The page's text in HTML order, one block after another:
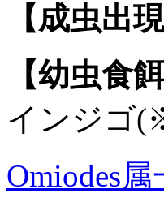
【成虫出
【幼虫食
インジゴ
Omiodes属